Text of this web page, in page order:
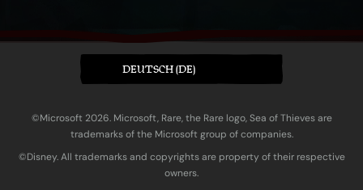
DEUTSCH (DE)
©Microsoft 2026. Microsoft, Rare, the Rare logo, Sea of Thieves are
trademarks of the Microsoft group of companies.
©Disney. All trademarks and copyrights are property of their respective
owners.